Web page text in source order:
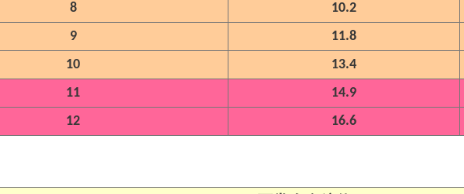
8
10.2
9
11.8
10
13.4
11
14.9
12
16.6